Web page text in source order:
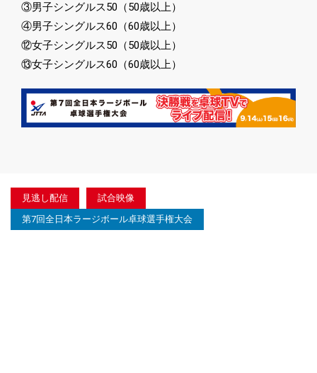
③男子シングルス50（50歳以上）
④男子シングルス60（60歳以上）
⑫女子シングルス50（50歳以上）
⑬女子シングルス60（60歳以上）
見逃し配信
試合映像
第7回全日本ラージボール卓球選手権大会